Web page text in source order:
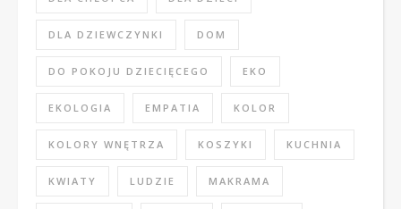
DLA DZIEWCZYNKI DOM
DO POKOJU DZIECIĘCEGO EKO
EKOLOGIA EMPATIA KOLOR
KOLORY WNĘTRZA KOSZYKI KUCHNIA
KWIATY LUDZIE MAKRAMA